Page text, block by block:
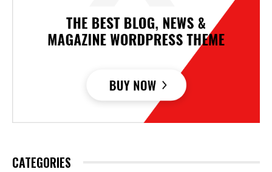
CATEGORIES